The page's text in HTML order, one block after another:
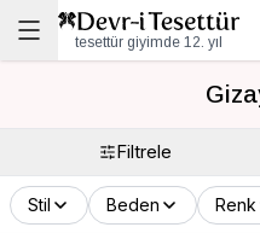
tesettür giyimde 12. yıl
Filtrele
Stil Beden Renk